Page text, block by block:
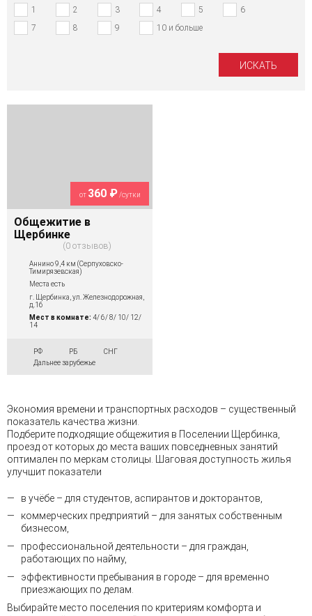
1
2 3 4 5
6
7
8 9 10 и больше
от 360 ₽/сутки
Общежитие в
Щербинке
0 отзывов
Аннино 9,4 км (Серпуховско-
Тимирязевская)
Места есть
г. Щербинка, ул. Железнодорожная,
д.16
Мест в комнате: 4/ 6/ 8/ 10/ 12/
14
РФ РБ
СНГ
Дальнее зарубежье
Экономия времени и транспортных расходов – существенный
показатель качества жизни.
Подберите подходящие общежития в Поселении Щербинка,
проезд от которых до места ваших повседневных занятий
оптимален по меркам столицы. Шаговая доступность жилья
улучшит показатели
в учёбе – для студентов, аспирантов и докторантов,
коммерческих предприятий – для занятых собственным
бизнесом,
профессиональной деятельности – для граждан,
работающих по найму,
эффективности пребывания в городе – для временно
приезжающих по делам.
Выбирайте место поселения по критериям комфорта и